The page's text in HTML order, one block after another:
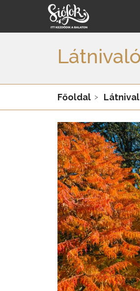
Főoldal